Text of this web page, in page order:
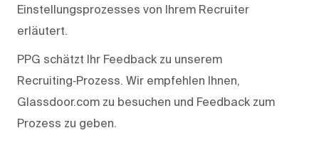
Einstellungsprozesses von Ihrem Recruiter
erläutert.
PPG schätzt Ihr Feedback zu unserem
Recruiting‑Prozess. Wir empfehlen Ihnen,
Glassdoor.com zu besuchen und Feedback zum
Prozess zu geben.